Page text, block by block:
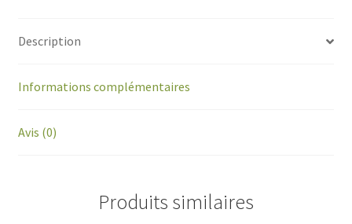
Description
Informations complémentaires
Avis (0)
Produits similaires